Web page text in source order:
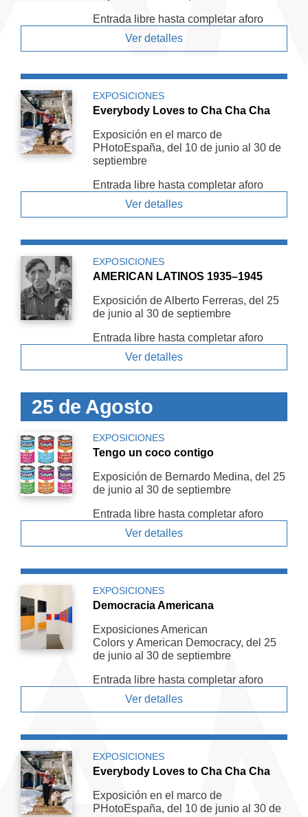
Entrada libre hasta completar aforo
Ver detalles
EXPOSICIONES
Everybody Loves to Cha Cha Cha
Exposición en el marco de
PHotoEspaña, del 10 de junio al 30 de
septiembre
Entrada libre hasta completar aforo
Ver detalles
EXPOSICIONES
AMERICAN LATINOS 1935–1945
Exposición de Alberto Ferreras, del 25
de junio al 30 de septiembre
Entrada libre hasta completar aforo
Ver detalles
25 de Agosto
EXPOSICIONES
Tengo un coco contigo
Exposición de Bernardo Medina, del 25
de junio al 30 de septiembre
Entrada libre hasta completar aforo
Ver detalles
EXPOSICIONES
Democracia Americana
Exposiciones American
Colors y American De­mocracy, del 25
de junio al 30 de septiembre
Entrada libre hasta completar aforo
Ver detalles
EXPOSICIONES
Everybody Loves to Cha Cha Cha
Exposición en el marco de
PHotoEspaña, del 10 de junio al 30 de